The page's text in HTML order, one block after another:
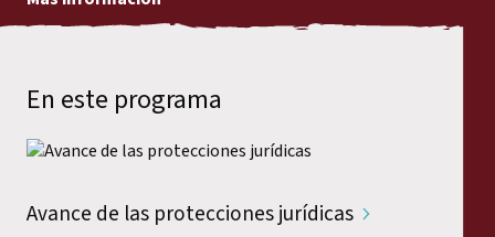
En este programa
Avance de las protecciones jurídicas